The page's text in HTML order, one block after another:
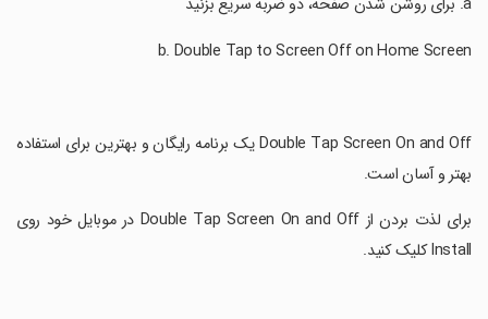
‏Double Tap Screen On and Off یک برنامه رایگان و بهترین برای استفاده
بهتر و آسان است.
‏برای لذت بردن از Double Tap Screen On and Off در موبایل خود روی
Install کلیک کنید.